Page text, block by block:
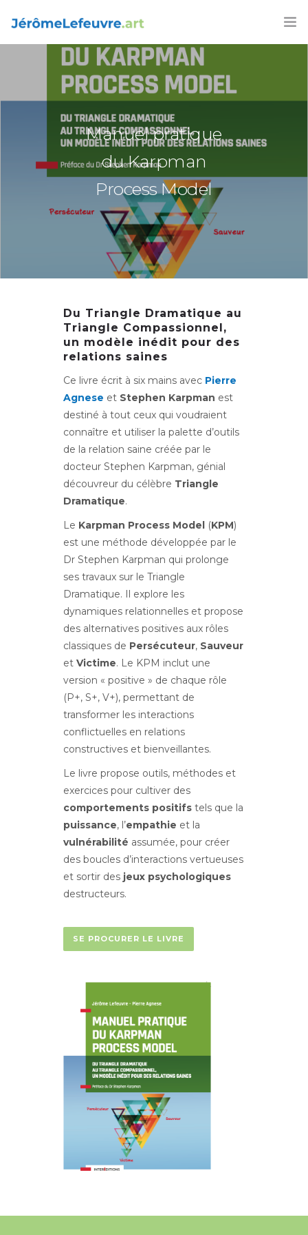
FORMATIONS
AGENDA 2026
ARTICLES
FRANÇAIS
Manuel pratique
du Karpman
Process Model
Du Triangle Dramatique au
Triangle Compassionnel,
un modèle inédit pour des
relations saines
Ce livre écrit à six mains avec Pierre
Agnese et Stephen Karpman est
destiné à tout ceux qui voudraient
connaître et utiliser la palette d’outils
de la relation saine créée par le
docteur Stephen Karpman, génial
découvreur du célèbre Triangle
Dramatique.
Le Karpman Process Model(KPM)
est une méthode développée par le
Dr Stephen Karpman qui prolonge
ses travaux sur le Triangle
Dramatique. Il explore les
dynamiques relationnelles et propose
des alternatives positives aux rôles
classiques de Persécuteur, Sauveur
et Victime. Le KPM inclut une
version « positive » de chaque rôle
(P+, S+, V+), permettant de
transformer les interactions
conflictuelles en relations
constructives et bienveillantes.
Le livre propose outils, méthodes et
exercices pour cultiver des
comportements positifstels que la
puissance, l’empathie et la
vulnérabilité assumée, pour créer
des boucles d’interactions vertueuses
et sortir des jeux psychologiques
destructeurs.
SE PROCURER LE LIVRE